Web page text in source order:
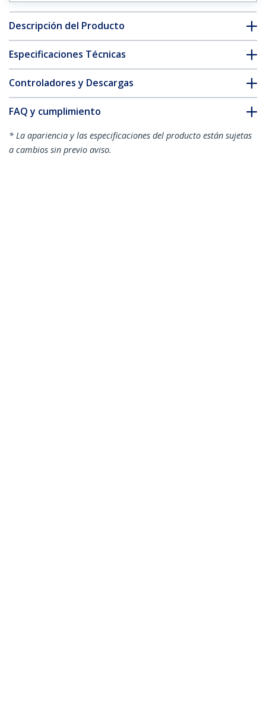
Descripción del Producto
Especificaciones Técnicas
Controladores y Descargas
FAQ y cumplimiento
* La apariencia y las especificaciones del producto están sujetas
a cambios sin previo aviso.